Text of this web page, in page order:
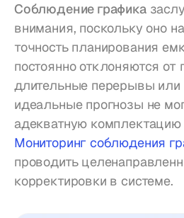
Соблюдение графика
внимания, поскольку оно
точность планирования
постоянно отклоняются от
длительные перерывы или
идеальные прогнозы не
Мониторинг соблюдения
проводить
корректировки в системе.